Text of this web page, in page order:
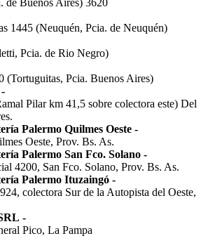
de Buenos Aires) 3620
1445 (Neuquén, Pcia. de Neuquén)
Pcia. de Rio Negro)
(Tortuguitas, Pcia. Buenos Aires)
-
Pilar km 41,5 sobre colectora este) Del
Palermo Quilmes Oeste -
Oeste, Prov. Bs. As.
Palermo San Fco. Solano -
4200, San Fco. Solano, Prov. Bs. As.
Palermo Ituzaingó -
colectora Sur de la Autopista del Oeste,
-
Pico, La Pampa